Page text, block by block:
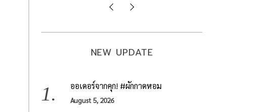
NEW UPDATE
ออเดอร์จากคุก! #ผักกาดหอม
August 5, 2026